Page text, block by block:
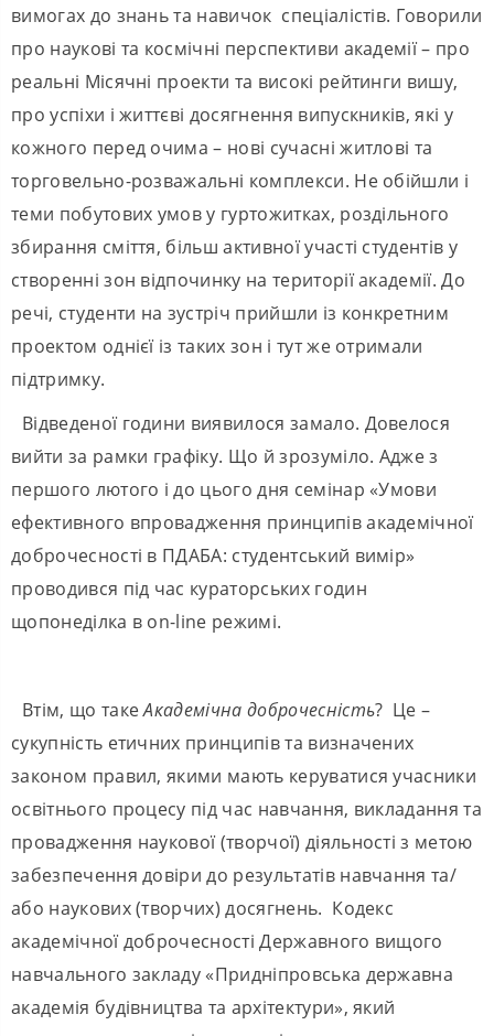
вимогах до знань та навичок спеціалістів. Говорили
про наукові та космічні перспективи академії – про
реальні Місячні проекти та високі рейтинги вишу,
про успіхи і життєві досягнення випускників, які у
кожного перед очима – нові сучасні житлові та
торговельно-розважальні комплекси. Не обійшли і
теми побутових умов у гуртожитках, роздільного
збирання сміття, більш активної участі студентів у
створенні зон відпочинку на території академії. До
речі, студенти на зустріч прийшли із конкретним
проектом однієї із таких зон і тут же отримали
підтримку.
Відведеної години виявилося замало. Довелося
вийти за рамки графіку. Що й зрозуміло. Адже з
першого лютого і до цього дня семінар «Умови
ефективного впровадження принципів академічної
доброчесності в ПДАБА: студентський вимір»
проводився під час кураторських годин
щопонеділка в on-line режимі.
Втім, що такеАкадемічна доброчесність? Це –
сукупність етичних принципів та визначених
законом правил, якими мають керуватися учасники
освітнього процесу під час навчання, викладання та
провадження наукової (творчої) діяльності з метою
забезпечення довіри до результатів навчання та/
або наукових (творчих) досягнень. Кодекс
академічної доброчесності Державного вищого
навчального закладу «Придніпровська державна
академія будівництва та архітектури», який